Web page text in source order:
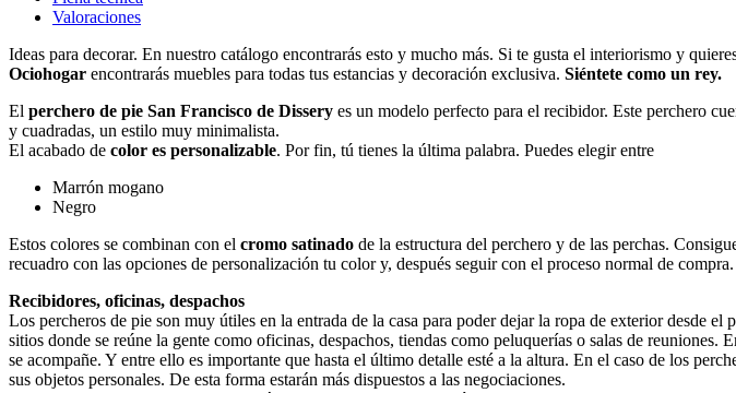
Valoraciones
Ideas para decorar. En nuestro catálogo encontrarás esto y mucho más. Si te gusta el interiorismo y
Ociohogar encontrarás muebles para todas tus estancias y decoración exclusiva. Siéntete como un rey.
El perchero de pie San Francisco de Dissery es un modelo perfecto para el recibidor. Este perchero
y cuadradas, un estilo muy minimalista.
El acabado de color es personalizable. Por fin, tú tienes la última palabra. Puedes elegir entre
Marrón mogano
Negro
Estos colores se combinan con el cromo satinado de la estructura del perchero y de las perchas.
recuadro con las opciones de personalización tu color y, después seguir con el proceso normal de
Recibidores, oficinas, despachos
Los percheros de pie son muy útiles en la entrada de la casa para poder dejar la ropa de exterior desde
sitios donde se reúne la gente como oficinas, despachos, tiendas como peluquerías o salas de
se acompañe. Y entre ello es importante que hasta el último detalle esté a la altura. En el caso de los
sus objetos personales. De esta forma estarán más dispuestos a las negociaciones.